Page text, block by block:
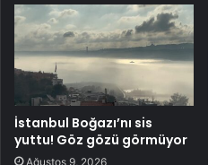
İstanbul Boğazı’nı sis
yuttu! Göz gözü görmüyor
Ağustos 9, 2026